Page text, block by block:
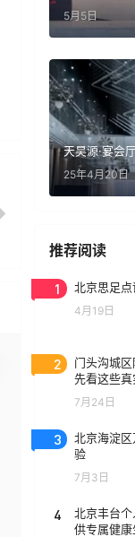
5月5日
天昊源·宴会
25年4月20日
推荐阅读
1 北京思足
4月19日
2
门头沟城
先看这些
7月24日
3
北京海淀
验
7月3日
4
北京丰台
供专属健